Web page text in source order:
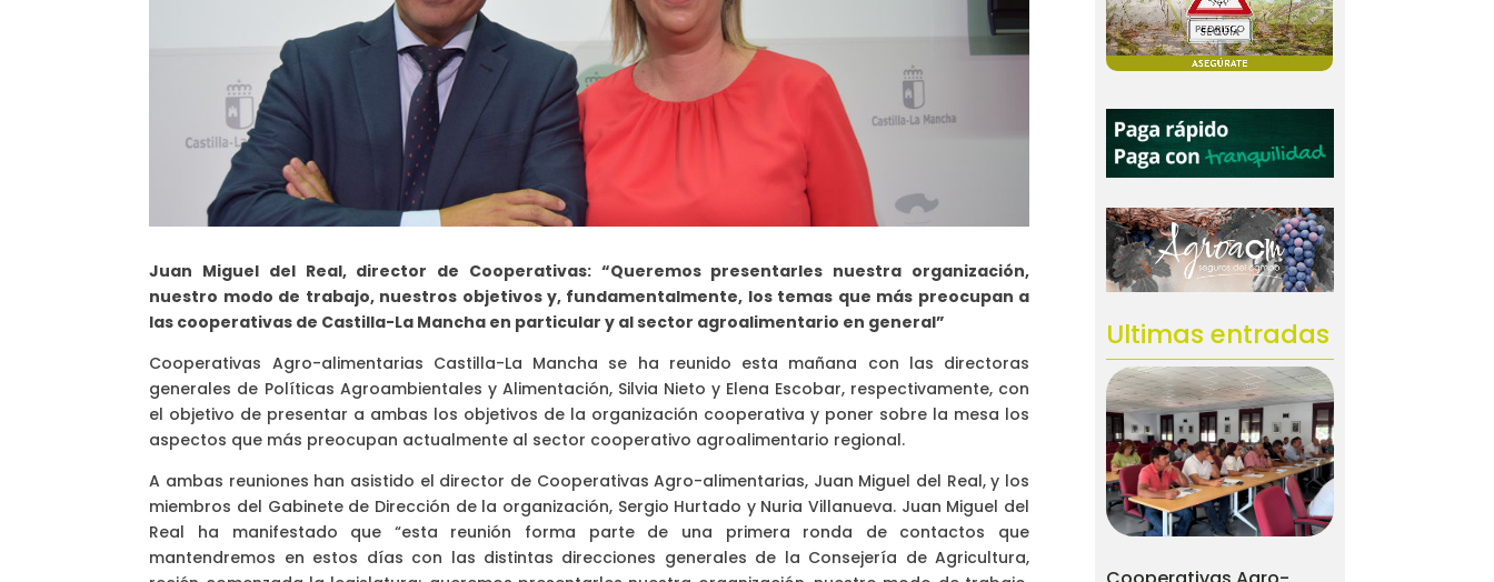
Juan Miguel del Real, director de Cooperativas: “Queremos presentarles nuestra organización,
nuestro modo de trabajo, nuestros objetivos y, fundamentalmente, los temas que más preocupan a
las cooperativas de Castilla-La Mancha en particular y al sector agroalimentario en general”
Cooperativas Agro-alimentarias Castilla-La Mancha se ha reunido esta mañana con las directoras
generales de Políticas Agroambientales y Alimentación, Silvia Nieto y Elena Escobar, respectivamente, con
el objetivo de presentar a ambas los objetivos de la organización cooperativa y poner sobre la mesa los
aspectos que más preocupan actualmente al sector cooperativo agroalimentario regional.
A ambas reuniones han asistido el director de Cooperativas Agro-alimentarias, Juan Miguel del Real, y los
miembros del Gabinete de Dirección de la organización, Sergio Hurtado y Nuria Villanueva. Juan Miguel del
Real ha manifestado que “esta reunión forma parte de una primera ronda de contactos que
mantendremos en estos días con las distintas direcciones generales de la Consejería de Agricultura,
Ultimas entradas